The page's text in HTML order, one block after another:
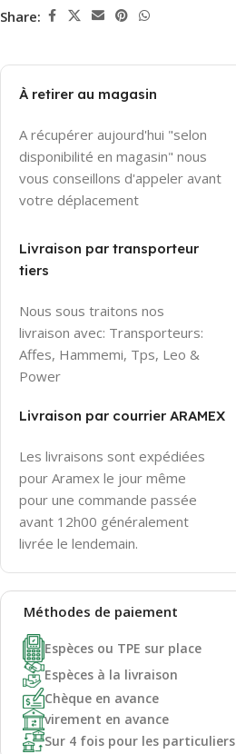
Share:
À retirer au magasin
A récupérer aujourd'hui "selon
disponibilité en magasin" nous
vous conseillons d'appeler avant
votre déplacement
Livraison par transporteur
tiers
Nous sous traitons nos
livraison avec: Transporteurs:
Affes, Hammemi, Tps, Leo &
Power
Livraison par courrier ARAMEX
Les livraisons sont expédiées
pour Aramex le jour même
pour une commande passée
avant 12h00 généralement
livrée le lendemain.
Méthodes de paiement
Espèces ou TPE sur place
Espèces à la livraison
Chèque en avance
virement en avance
Sur 4 fois pour les particuliers